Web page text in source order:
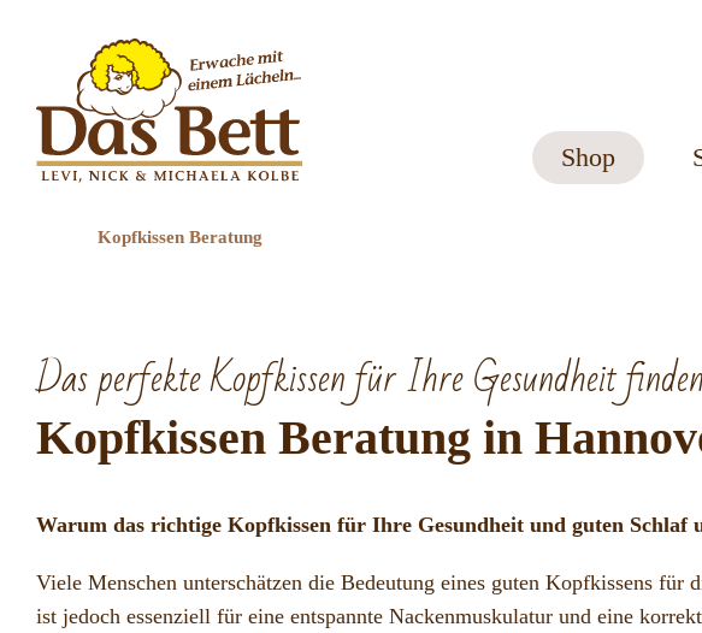
Shop
Kopfkissen Beratung
Das perfekte Kopfkissen für Ihre Gesundheit finden
Kopfkissen Beratung in
Warum das richtige Kopfkissen für Ihre Gesundheit und guten Schlaf
Viele Menschen unterschätzen die Bedeutung eines guten Kopfkissens für
ist jedoch essenziell für eine entspannte Nackenmuskulatur und eine